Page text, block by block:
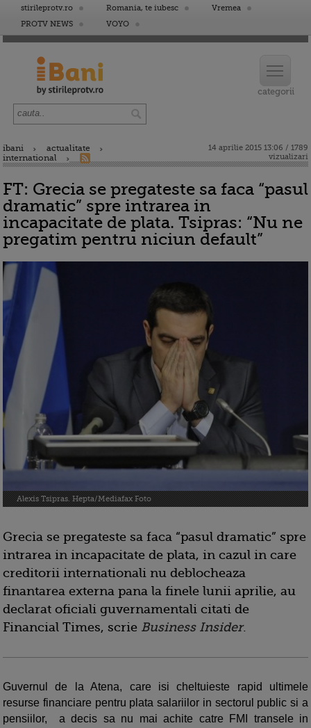
stirileprotv.ro Romania, te iubesc
Vremea
PROTV NEWS
VOYO
ibani
actualitate
international
14 aprilie 2015 13:06 / 1789
vizualizari
FT: Grecia se pregateste sa faca “pasul
dramatic” spre intrarea in
incapacitate de plata. Tsipras: “Nu ne
pregatim pentru niciun default”
Alexis Tsipras. Hepta/Mediafax Foto
Grecia se pregateste sa faca “pasul dramatic” spre
intrarea in incapacitate de plata, in cazul in care
creditorii internationali nu deblocheaza
finantarea externa pana la finele lunii aprilie, au
declarat oficiali guvernamentali citati de
Financial Times, scrie Business Insider.
Guvernul de la Atena, care isi cheltuieste rapid ultimele
resurse financiare pentru plata salariilor in sectorul public si a
pensiilor, a decis sa nu mai achite catre FMI transele in